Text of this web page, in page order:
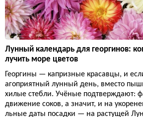
Лунный календарь для георгинов:
лучить море цветов
Георгины — капризные красавцы, и
агоприятный лунный день, вместо
хилые стебли. Учёные подтверждают:
движение соков, а значит, и на
льные даты посадки — на растущей